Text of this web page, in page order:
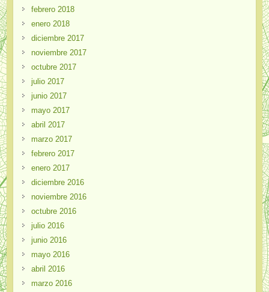
febrero 2018
enero 2018
diciembre 2017
noviembre 2017
octubre 2017
julio 2017
junio 2017
mayo 2017
abril 2017
marzo 2017
febrero 2017
enero 2017
diciembre 2016
noviembre 2016
octubre 2016
julio 2016
junio 2016
mayo 2016
abril 2016
marzo 2016